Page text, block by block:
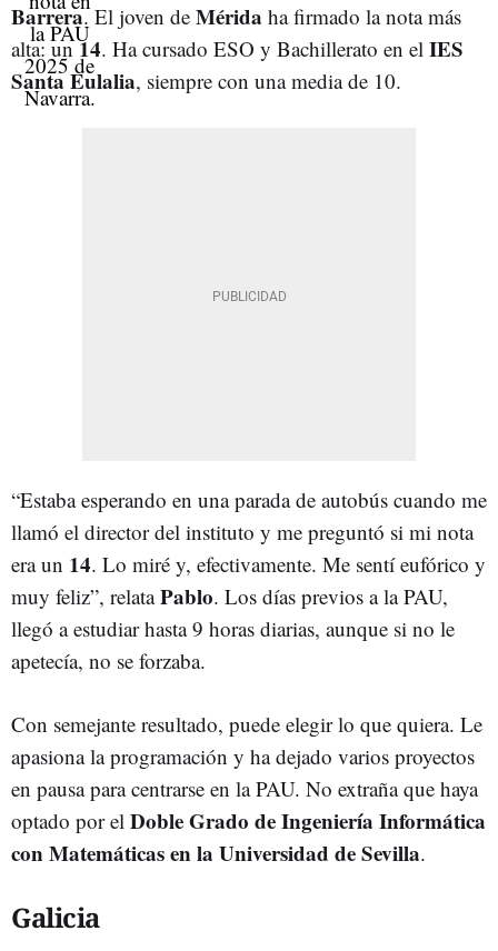
Barrera. El joven de Mérida ha firmado la nota más
alta: un14. Ha cursado ESO y Bachillerato en el IES
Santa Eulalia, siempre con una media de 10.
“Estaba esperando en una parada de autobús cuando me
llamó el director del instituto y me preguntó si mi nota
era un 14. Lo miré y, efectivamente. Me sentí eufórico y
muy feliz”, relataPablo. Los días previos a la PAU,
llegó a estudiar hasta 9 horas diarias, aunque si no le
apetecía, no se forzaba.
Con semejante resultado, puede elegir lo que quiera. Le
apasiona la programación y ha dejado varios proyectos
en pausa para centrarse en la PAU. No extraña que haya
optado por el Doble Grado de Ingeniería Informática
con Matemáticas en la Universidad de Sevilla.
Galicia